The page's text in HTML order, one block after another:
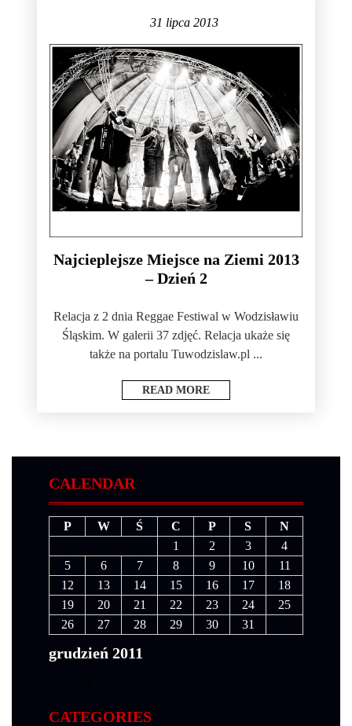
31 lipca 2013
Najcieplejsze Miejsce na Ziemi 2013
– Dzień 2
Relacja z 2 dnia Reggae Festiwal w Wodzisławiu
Śląskim. W galerii 37 zdjęć. Relacja ukaże się
także na portalu Tuwodzislaw.pl ...
READ MORE
CALENDAR
grudzień 2011
P W Ś C P S
N
1
2 3
4
5
6 7 8 9 10
11
12
13 14 15 16 17
18
19
20 21 22 23 24
25
26
27 28 29 30 31
CATEGORIES